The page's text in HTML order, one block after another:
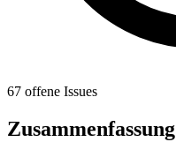
67 offene Issues
Zusammenfassung